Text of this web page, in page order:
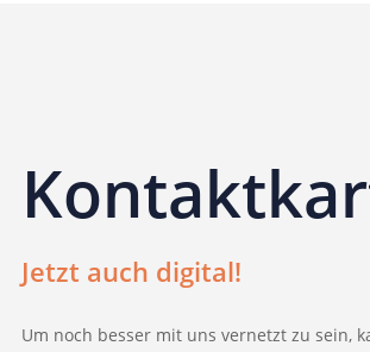
Jetzt auch digital!
Um noch besser mit uns vernetzt zu sein,